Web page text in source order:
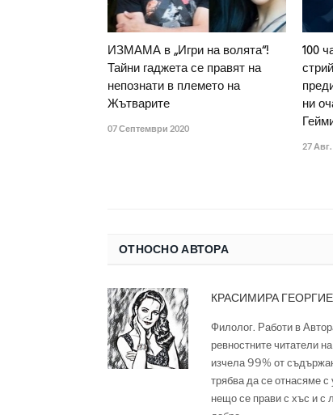
ИЗМАМА в „Игри на волята“!
Тайни гаджета се правят на
непознати в племето на
Жътварите
07 Септември 2020
100
ни
27 Авг.
ОТНОСНО АВТОРА
КРАСИМИРА
Филолог. Работи в
ревностните читатели
изчела 99% от
трябва да се отнасяме
нещо се прави с хъс и с